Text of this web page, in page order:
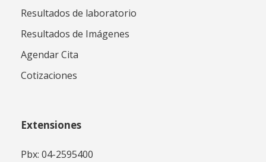
Resultados de laboratorio
Resultados de Imágenes
Agendar Cita
Cotizaciones
Extensiones
Pbx: 04-2595400